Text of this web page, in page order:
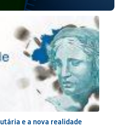
e a nova realidade